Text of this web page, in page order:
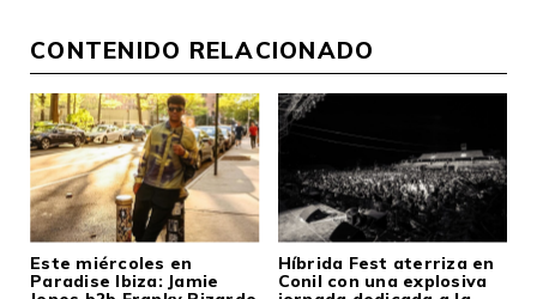
CONTENIDO RELACIONADO
Este miércoles en
Paradise Ibiza: Jamie
Híbrida Fest aterriza en
Conil con una explosiva